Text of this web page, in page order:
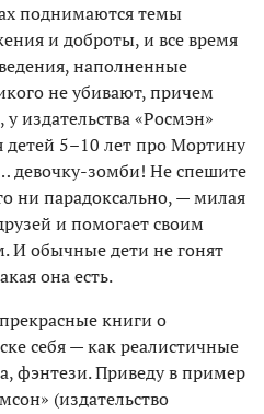
поднимаются темы
и доброты, и все время
наполненные
не убивают, причем
издательства «Росмэн»
детей 5–10 лет про Мортину
девочку-зомби! Не спешите
ни парадоксально, — милая
и помогает своим
И обычные дети не гонят
она есть.
книги о
себя — как реалистичные
фэнтези. Приведу в пример
(издательство